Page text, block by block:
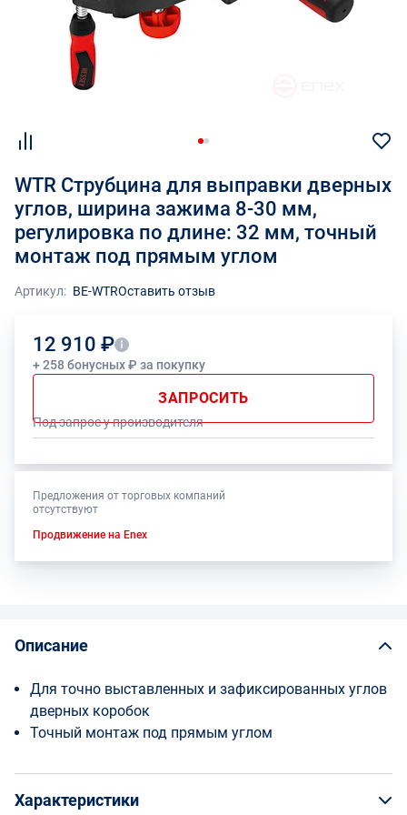
WTR Струбцина для выправки дверных
углов, ширина зажима 8-30 мм,
регулировка по длине: 32 мм, точный
монтаж под прямым углом
Артикул: BE-WTRОставить отзыв
12 910 ₽
+ 258 бонусных ₽ за покупку
ЗАПРОСИТЬ
Под запрос у производителя
Предложения от торговых компаний
отсутствуют
Продвижение на Enex
Описание
Для точно выставленных и зафиксированных углов
дверных коробок
Точный монтаж под прямым углом
Характеристики